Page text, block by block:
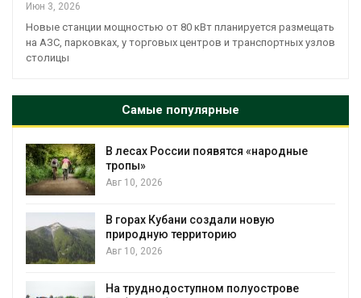
Июн 3, 2026
Новые станции мощностью от 80 кВт планируется размещать
на АЗС, парковках, у торговых центров и транспортных узлов
столицы
Самые популярные
В лесах России появятся «народные
тропы»
Авг 10, 2026
В горах Кубани создали новую
природную территорию
Авг 10, 2026
На труднодоступном полуострове